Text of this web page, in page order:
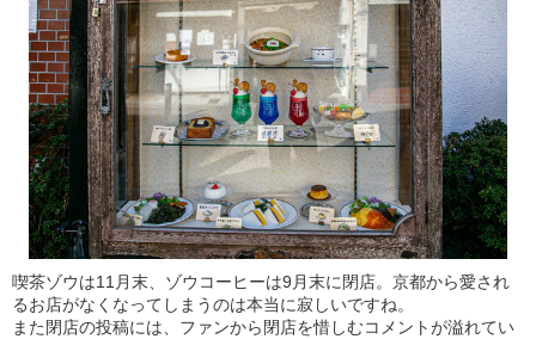
喫茶ゾウは11月末、ゾウコーヒーは9月末に閉店。京都から愛され
るお店がなくなってしまうのは本当に寂しいですね。
また閉店の投稿には、ファンから閉店を惜しむコメントが溢れてい